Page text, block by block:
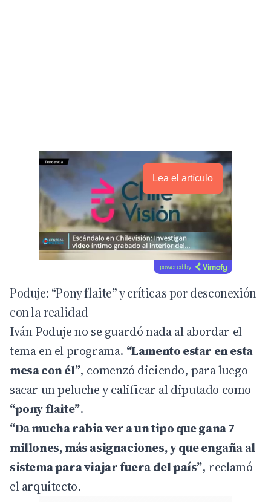
Lea el artículo
powered by
Poduje: “Pony flaite” y críticas por desconexión
con la realidad
Iván Poduje no se guardó nada al abordar el
tema en el programa. “Lamento estar en esta
mesa con él”, comenzó diciendo, para luego
sacar un peluche y calificar al diputado como
“pony flaite”.
“Da mucha rabia ver a un tipo que gana 7
millones, más asignaciones, y que engaña al
sistema para viajar fuera del país”, reclamó
el arquitecto.